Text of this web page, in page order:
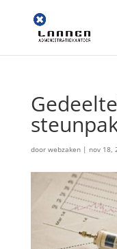
door webzaken| nov 18,